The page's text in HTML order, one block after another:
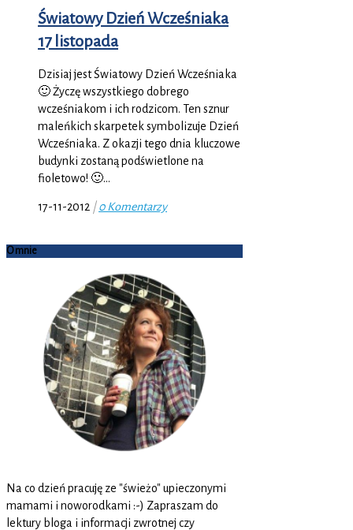
Światowy Dzień Wcześniaka
17 listopada
Dzisiaj jest Światowy Dzień Wcześniaka
🙂 Życzę wszystkiego dobrego
wcześniakom i ich rodzicom. Ten sznur
maleńkich skarpetek symbolizuje Dzień
Wcześniaka. Z okazji tego dnia kluczowe
budynki zostaną podświetlone na
fioletowo! 🙂…
17-11-2012 |0 Komentarzy
O mnie
Na co dzień pracuję ze "świeżo" upieczonymi
mamami i noworodkami :-) Zapraszam do
lektury bloga i informacji zwrotnej czy